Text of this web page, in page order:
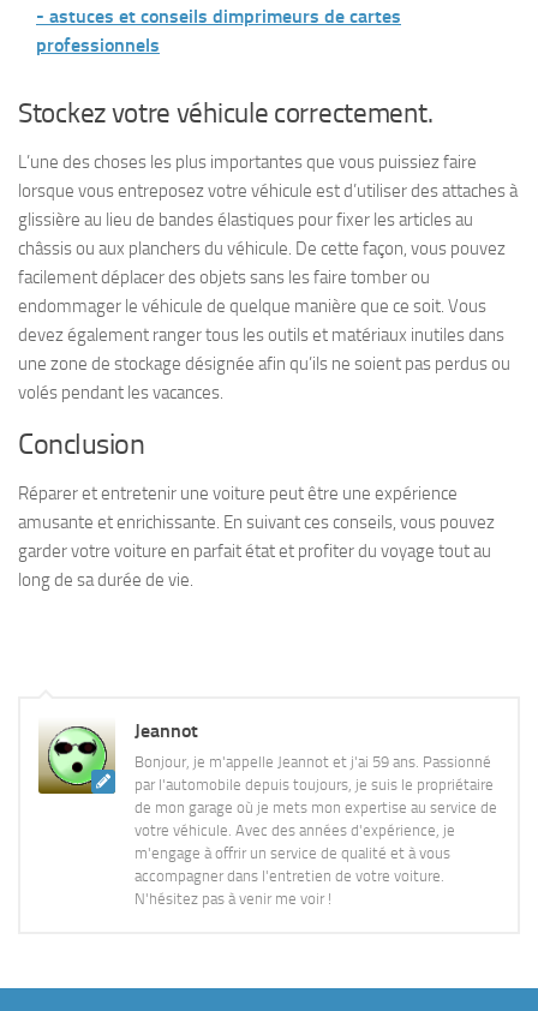
- astuces et conseils dimprimeurs de cartes
professionnels
Stockez votre véhicule correctement.
L’une des choses les plus importantes que vous puissiez faire
lorsque vous entreposez votre véhicule est d’utiliser des attaches à
glissière au lieu de bandes élastiques pour fixer les articles au
châssis ou aux planchers du véhicule. De cette façon, vous pouvez
facilement déplacer des objets sans les faire tomber ou
endommager le véhicule de quelque manière que ce soit. Vous
devez également ranger tous les outils et matériaux inutiles dans
une zone de stockage désignée afin qu’ils ne soient pas perdus ou
volés pendant les vacances.
Conclusion
Réparer et entretenir une voiture peut être une expérience
amusante et enrichissante. En suivant ces conseils, vous pouvez
garder votre voiture en parfait état et profiter du voyage tout au
long de sa durée de vie.
Jeannot
Bonjour, je m'appelle Jeannot et j'ai 59 ans. Passionné
par l'automobile depuis toujours, je suis le propriétaire
de mon garage où je mets mon expertise au service de
votre véhicule. Avec des années d'expérience, je
m'engage à offrir un service de qualité et à vous
accompagner dans l'entretien de votre voiture.
N'hésitez pas à venir me voir !